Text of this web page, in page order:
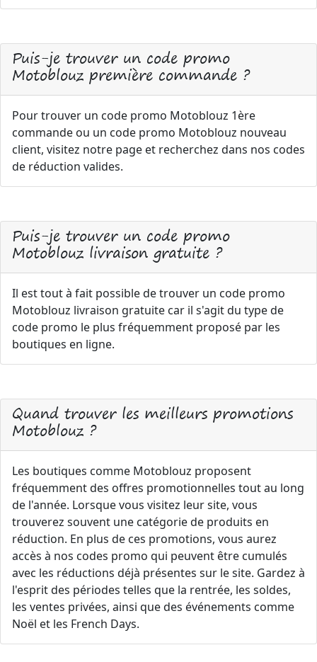
Puis-je trouver un code promo
Motoblouz première commande ?
Pour trouver un code promo Motoblouz 1ère
commande ou un code promo Motoblouz nouveau
client, visitez notre page et recherchez dans nos codes
de réduction valides.
Puis-je trouver un code promo
Motoblouz livraison gratuite ?
Il est tout à fait possible de trouver un code promo
Motoblouz livraison gratuite car il s'agit du type de
code promo le plus fréquemment proposé par les
boutiques en ligne.
Quand trouver les meilleurs promotions
Motoblouz ?
Les boutiques comme Motoblouz proposent
fréquemment des offres promotionnelles tout au long
de l'année. Lorsque vous visitez leur site, vous
trouverez souvent une catégorie de produits en
réduction. En plus de ces promotions, vous aurez
accès à nos codes promo qui peuvent être cumulés
avec les réductions déjà présentes sur le site. Gardez à
l'esprit des périodes telles que la rentrée, les soldes,
les ventes privées, ainsi que des événements comme
Noël et les French Days.